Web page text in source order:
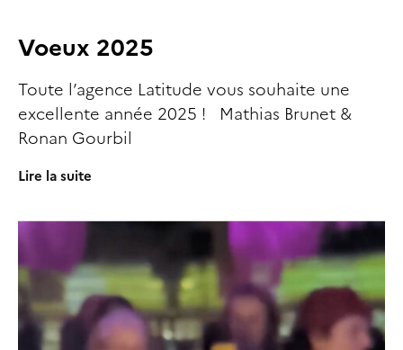
Voeux 2025
Toute l’agence Latitude vous souhaite une
excellente année 2025 ! Mathias Brunet &
Ronan Gourbil
Lire la suite